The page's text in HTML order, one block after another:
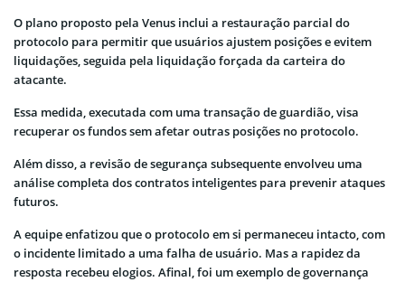
O plano proposto pela Venus inclui a restauração parcial do
protocolo para permitir que usuários ajustem posições e evitem
liquidações, seguida pela liquidação forçada da carteira do
atacante.
Essa medida, executada com uma transação de guardião, visa
recuperar os fundos sem afetar outras posições no protocolo.
Além disso, a revisão de segurança subsequente envolveu uma
análise completa dos contratos inteligentes para prevenir ataques
futuros.
A equipe enfatizou que o protocolo em si permaneceu intacto, com
o incidente limitado a uma falha de usuário. Mas a rapidez da
resposta recebeu elogios. Afinal, foi um exemplo de governança